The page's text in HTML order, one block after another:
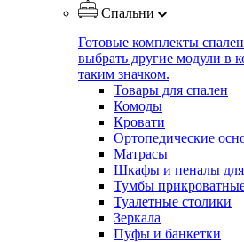
Спальни
Готовые комплекты спален
выбрать другие модули в
таким значком.
Товары для спален
Комоды
Кровати
Ортопедические
Матрасы
Шкафы и пеналы для
Тумбы
Туалетные столики
Зеркала
Пуфы и банкетки